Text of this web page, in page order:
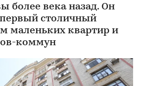
более века назад. Он
первый столичный
маленьких квартир и
коммун